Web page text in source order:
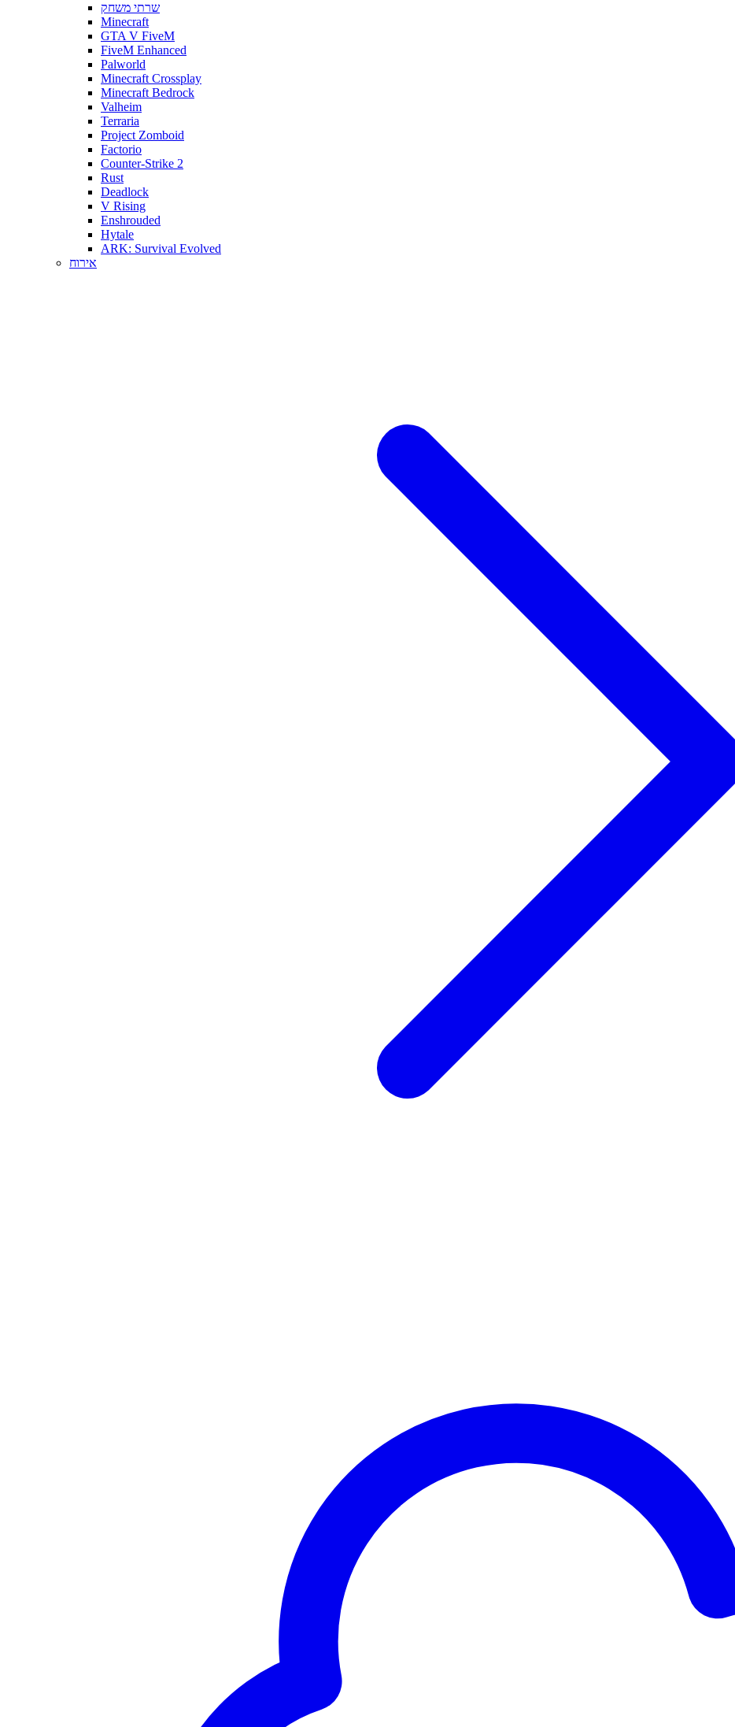
שרתי משחק
Minecraft
GTA V FiveM
FiveM Enhanced
Palworld
Minecraft Crossplay
Minecraft Bedrock
Valheim
Terraria
Project Zomboid
Factorio
Counter-Strike 2
Rust
Deadlock
V Rising
Enshrouded
Hytale
ARK: Survival Evolved
אירוח